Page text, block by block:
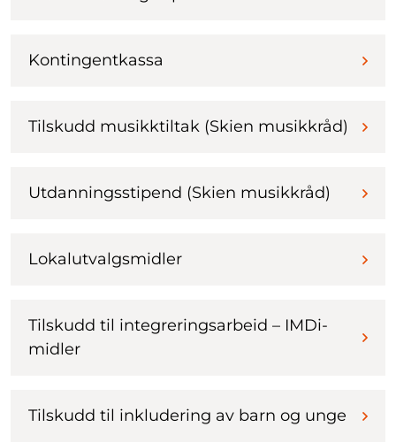
Kontingentkassa
Tilskudd musikktiltak (Skien musikkråd)
Utdanningsstipend (Skien musikkråd)
Lokalutvalgsmidler
Tilskudd til integreringsarbeid – IMDi-
midler
Tilskudd til inkludering av barn og unge